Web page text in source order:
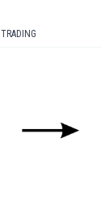
TRADING